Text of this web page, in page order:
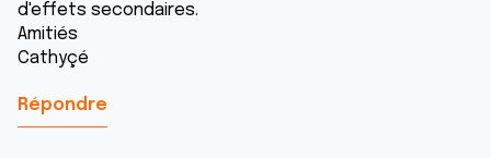
d'effets secondaires.
Amitiés
Cathyçé
Répondre